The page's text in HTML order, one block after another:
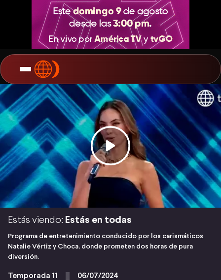
Estás viendo: Estás en todas
Programa de entretenimiento conducido por los carismáticos
Natalie Vértiz y Choca, donde prometen dos horas de pura
diversión.
Temporada 11 06/07/2024